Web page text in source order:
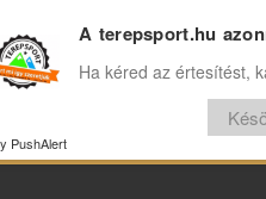
ENG
ÉLETMÓD
A terepsport.hu
Ha kéred az értesítést,
PushAlert